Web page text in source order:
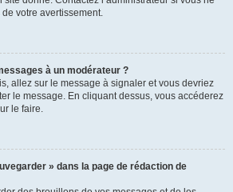
votre avertissement.
à un modérateur ?
allez sur le message à signaler et vous devriez
le message. En cliquant dessus, vous accéderez
le faire.
» dans la page de rédaction de